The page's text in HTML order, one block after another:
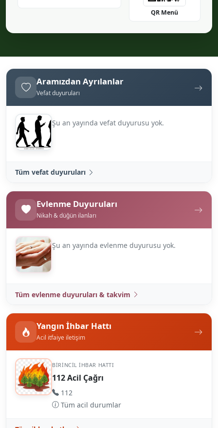
QR Menü
Aramızdan Ayrılanlar
Vefat duyuruları
Şu an yayında vefat duyurusu yok.
Tüm vefat duyuruları
Evlenme Duyuruları
Nikah & düğün ilanları
Şu an yayında evlenme duyurusu yok.
Tüm evlenme duyuruları & takvim
Yangın İhbar Hattı
Acil itfaiye iletişim
BIRINCIL IHBAR HATTI
112 Acil Çağrı
112
Tüm acil durumlar